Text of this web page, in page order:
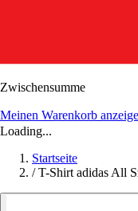
Zwischensumme
Meinen Warenkorb
Loading...
Startseite
/ T-Shirt adidas All